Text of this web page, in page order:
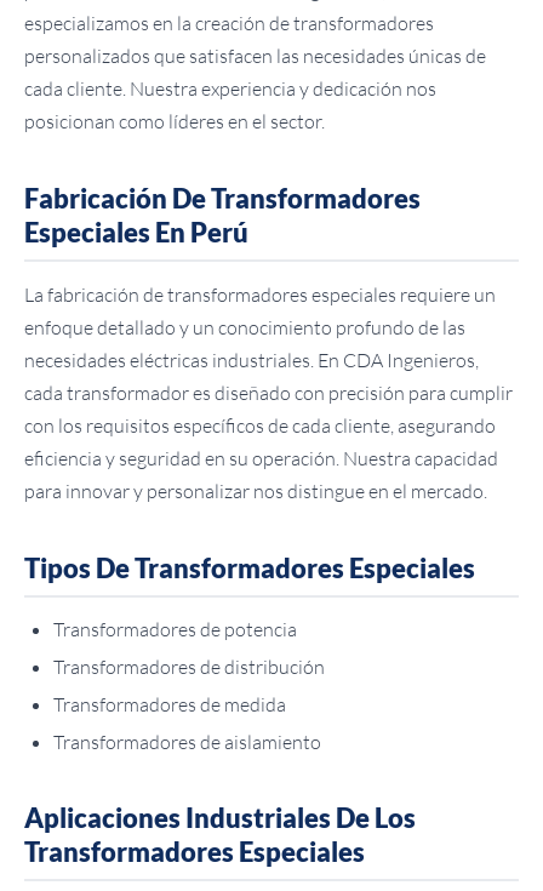
especializamos en la creación de transformadores
personalizados que satisfacen las necesidades únicas de
cada cliente. Nuestra experiencia y dedicación nos
posicionan como líderes en el sector.
Fabricación De Transformadores
Especiales En Perú
La fabricación de transformadores especiales requiere un
enfoque detallado y un conocimiento profundo de las
necesidades eléctricas industriales. En CDA Ingenieros,
cada transformador es diseñado con precisión para cumplir
con los requisitos específicos de cada cliente, asegurando
eficiencia y seguridad en su operación. Nuestra capacidad
para innovar y personalizar nos distingue en el mercado.
Tipos De Transformadores Especiales
Transformadores de potencia
Transformadores de distribución
Transformadores de medida
Transformadores de aislamiento
Aplicaciones Industriales De Los
Transformadores Especiales